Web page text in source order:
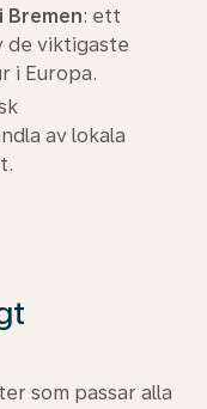
Bremen: ett
de viktigaste
i Europa.
av lokala
som passar alla